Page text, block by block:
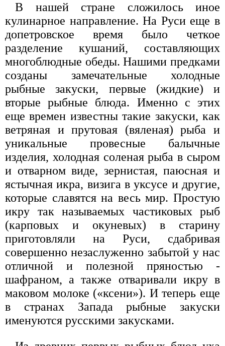
В нашей стране сложилось иное
кулинарное направление. На Руси еще в
допетровское время было четкое
разделение кушаний, составляющих
многоблюдные обеды. Нашими предками
созданы замечательные холодные
рыбные закуски, первые (жидкие) и
вторые рыбные блюда. Именно с этих
еще времен известны такие закуски, как
ветряная и прутовая (вяленая) рыба и
уникальные провесные балычные
изделия, холодная соленая рыба в сыром
и отварном виде, зернистая, паюсная и
ястычная икра, визига в уксусе и другие,
которые славятся на весь мир. Простую
икру так называемых частиковых рыб
(карповых и окуневых) в старину
приготовляли на Руси, сдабривая
совершенно незаслуженно забытой у нас
отличной и полезной пряностью -
шафраном, а также отваривали икру в
маковом молоке («ксени»). И теперь еще
в странах Запада рыбные закуски
именуются русскими закусками.